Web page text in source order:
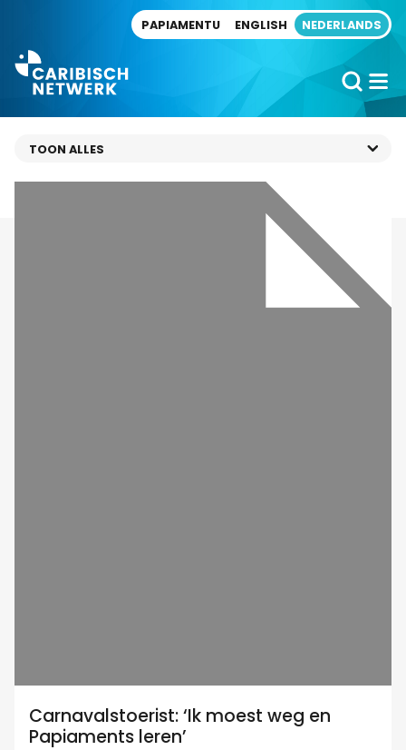
PAPIAMENTU ENGLISH NEDERLANDS
Carnavalstoerist: ‘Ik moest weg en
Papiaments leren’